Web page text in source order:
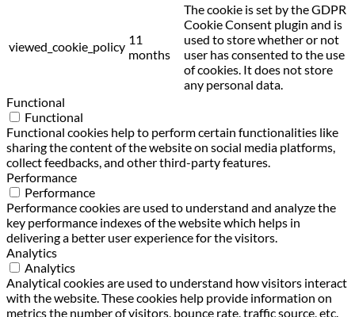
viewed_cookie_policy 11
months
The cookie is set by the GDPR
Cookie Consent plugin and is
used to store whether or not
user has consented to the use
of cookies. It does not store
any personal data.
Functional
Functional
Functional cookies help to perform certain functionalities like
sharing the content of the website on social media platforms,
collect feedbacks, and other third-party features.
Performance
Performance
Performance cookies are used to understand and analyze the
key performance indexes of the website which helps in
delivering a better user experience for the visitors.
Analytics
Analytics
Analytical cookies are used to understand how visitors interact
with the website. These cookies help provide information on
metrics the number of visitors, bounce rate, traffic source, etc.